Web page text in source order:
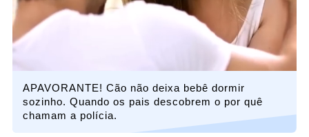
APAVORANTE! Cão não deixa bebê dormir
sozinho. Quando os pais descobrem o por quê
chamam a polícia.